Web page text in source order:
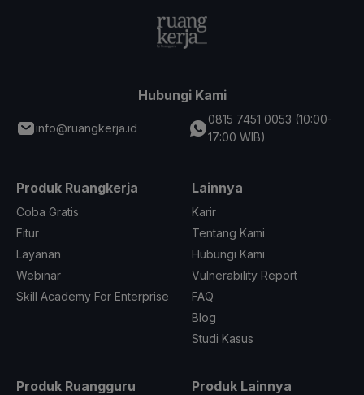
Hubungi Kami
info@ruangkerja.id
0815 7451 0053 (10:00-
17:00 WIB)
Produk Ruangkerja
Coba Gratis
Fitur
Layanan
Webinar
Skill Academy For Enterprise
Lainnya
Karir
Tentang Kami
Hubungi Kami
Vulnerability Report
FAQ
Blog
Studi Kasus
Produk Ruangguru Produk Lainnya